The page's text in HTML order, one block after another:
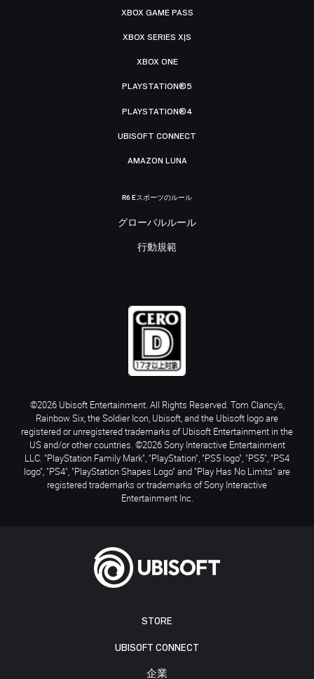
STORE
UBISOFT CONNECT
企業
XBOX GAME PASS
XBOX SERIES X|S
XBOX ONE
PLAYSTATION®5
PLAYSTATION®4
UBISOFT CONNECT
AMAZON LUNA
R6 Eスポーツのルール
グローバルルール
行動規範
©2026 Ubisoft Entertainment. All Rights Reserved. Tom Clancy’s,
Rainbow Six, the Soldier Icon, Ubisoft, and the Ubisoft logo are
registered or unregistered trademarks of Ubisoft Entertainment in the
US and/or other countries. ©2026 Sony Interactive Entertainment
LLC. "PlayStation Family Mark", "PlayStation", "PS5 logo", "PS5", "PS4
logo", "PS4", "PlayStation Shapes Logo" and "Play Has No Limits" are
registered trademarks or trademarks of Sony Interactive
Entertainment Inc.